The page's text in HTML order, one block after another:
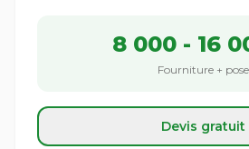
8 000 - 16
Fourniture + pose
Devis gratuit